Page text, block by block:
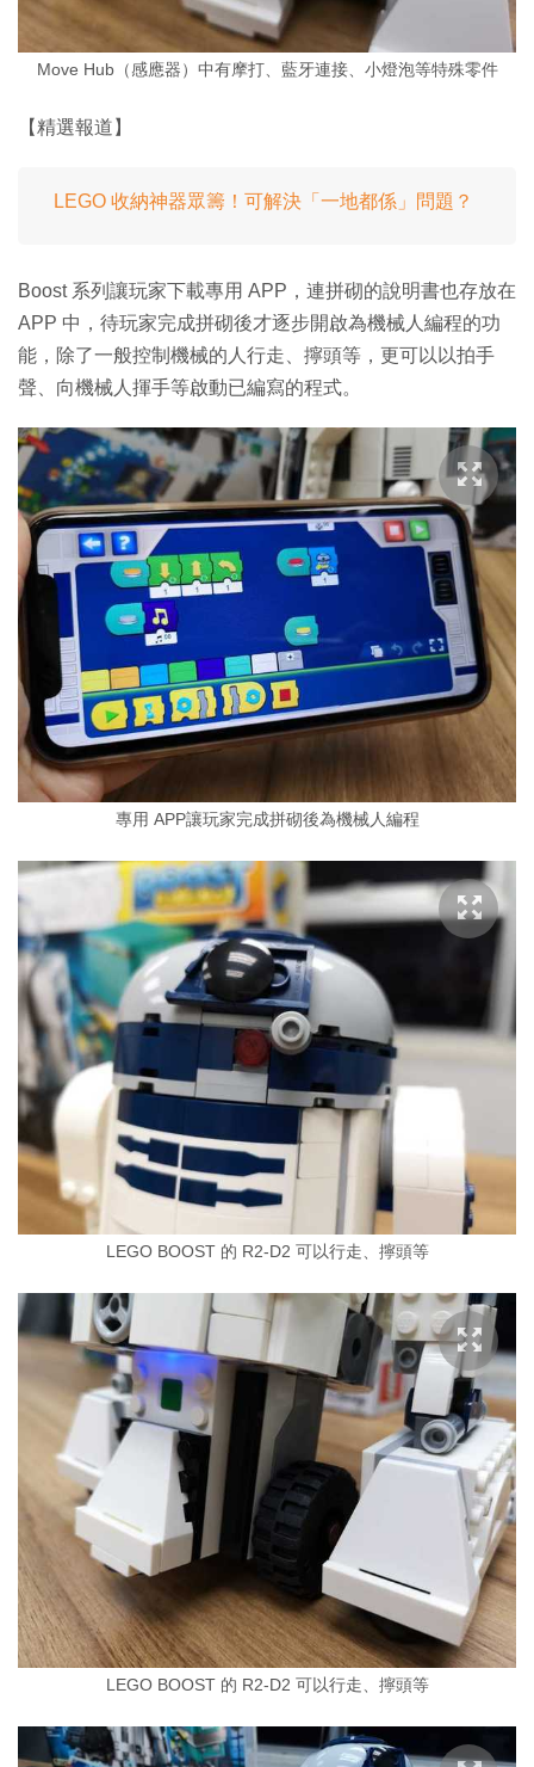
Move Hub（感應器）中有摩打、藍牙連接、小燈泡等特殊零件
【精選報道】
LEGO 收納神器眾籌！可解決「一地都係」問題？
Boost 系列讓玩家下載專用 APP，連拼砌的說明書也存放在
APP 中，待玩家完成拼砌後才逐步開啟為機械人編程的功
能，除了一般控制機械的人行走、擰頭等，更可以以拍手
聲、向機械人揮手等啟動已編寫的程式。
專用 APP讓玩家完成拼砌後為機械人編程
LEGO BOOST 的 R2-D2 可以行走、擰頭等
LEGO BOOST 的 R2-D2 可以行走、擰頭等